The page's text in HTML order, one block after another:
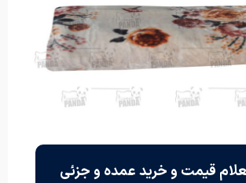
قیمت و خرید عمده و جزئی